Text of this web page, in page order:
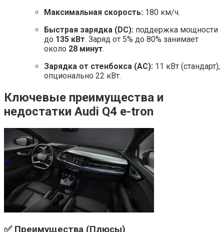
Максимальная скорость: 180 км/ч.
Быстрая зарядка (DC): поддержка мощности
до 135 кВт. Заряд от 5% до 80% занимает
около 28 минут.
Зарядка от стенбокса (AC): 11 кВт (стандарт),
опционально 22 кВт.
Ключевые преимущества и
недостатки Audi Q4 e-tron
✅ Преимущества (Плюсы)